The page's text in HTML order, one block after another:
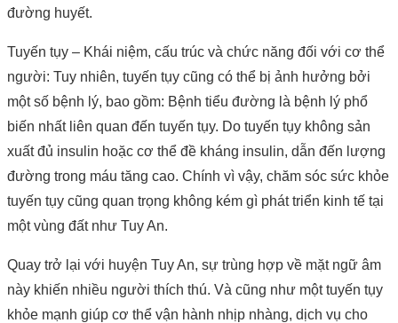
đường huyết.
Tuyến tụy – Khái niệm, cấu trúc và chức năng đối với cơ thể
người: Tuy nhiên, tuyến tụy cũng có thể bị ảnh hưởng bởi
một số bệnh lý, bao gồm: Bệnh tiểu đường là bệnh lý phổ
biến nhất liên quan đến tuyến tụy. Do tuyến tụy không sản
xuất đủ insulin hoặc cơ thể đề kháng insulin, dẫn đến lượng
đường trong máu tăng cao. Chính vì vậy, chăm sóc sức khỏe
tuyến tụy cũng quan trọng không kém gì phát triển kinh tế tại
một vùng đất như Tuy An.
Quay trở lại với huyện Tuy An, sự trùng hợp về mặt ngữ âm
này khiến nhiều người thích thú. Và cũng như một tuyến tụy
khỏe mạnh giúp cơ thể vận hành nhịp nhàng, dịch vụ cho